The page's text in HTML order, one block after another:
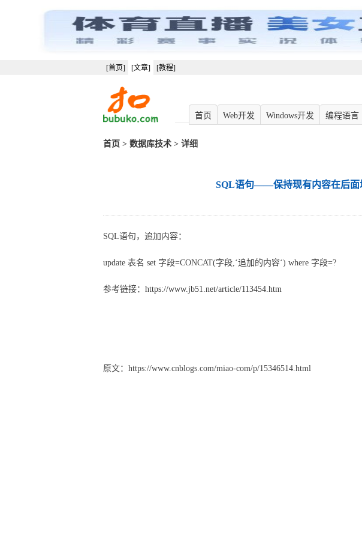
[首页] [文章] [教程]
首页 Web开发 Windows开发 编程语言
首页 > 数据库技术 > 详细
SQL语句——保持现有内容在后面
SQL语句，追加内容：
update 表名 set 字段=CONCAT(字段,‘追加的内容‘) where 字段=?
参考链接： https://www.jb51.net/article/113454.htm
原文：https://www.cnblogs.com/miao-com/p/15346514.html